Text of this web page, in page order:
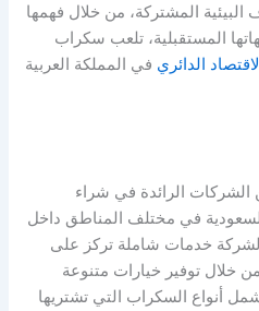
المشتركة، من خلال فهمها
المستقبلية، تلعب سكراب
الدائري في المملكة العربية
الشركات الرائدة في شراء
في مختلف المناطق داخل
خدمات شاملة تركز على
من خلال توفير خيارات متنوعة
أنواع السكراب التي تشتريها